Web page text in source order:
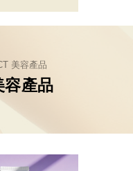
美容產品
容產品